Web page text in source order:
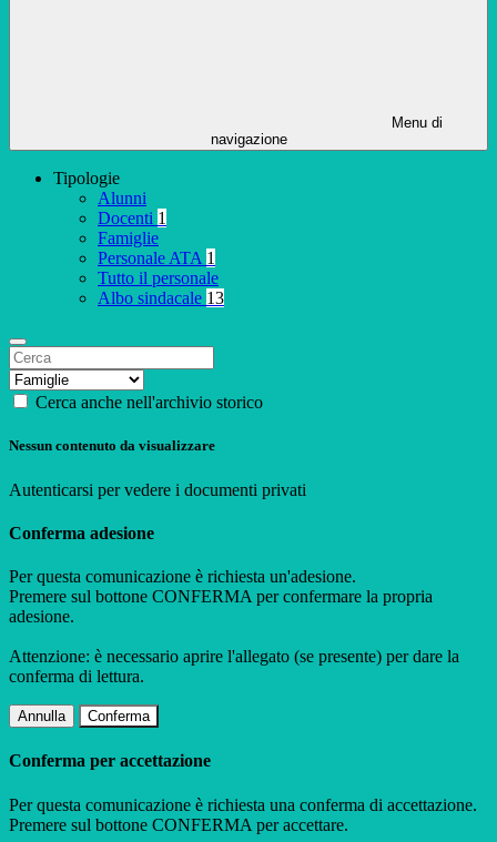
Menu di
navigazione
Tipologie
Alunni
Docenti 1
Famiglie
Personale ATA 1
Tutto il personale
Albo sindacale 13
Cerca anche nell'archivio storico
Nessun contenuto da visualizzare
Autenticarsi per vedere i documenti privati
Conferma adesione
Per questa comunicazione è richiesta un'adesione.
Premere sul bottone CONFERMA per confermare la propria
adesione.
Attenzione: è necessario aprire l'allegato (se presente) per dare la
conferma di lettura.
Annulla Conferma
Conferma per accettazione
Per questa comunicazione è richiesta una conferma di accettazione.
Premere sul bottone CONFERMA per accettare.